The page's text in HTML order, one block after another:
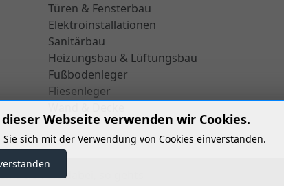
Türen & Fensterbau
Elektroinstallationen
Sanitärbau
Heizungsbau & Lüftungsbau
Fußbodenleger
Fliesenleger
Seien Sie dabei, so gehts
Webseite verwenden wir Cookies.
sich mit der Verwendung von Cookies einverstanden.